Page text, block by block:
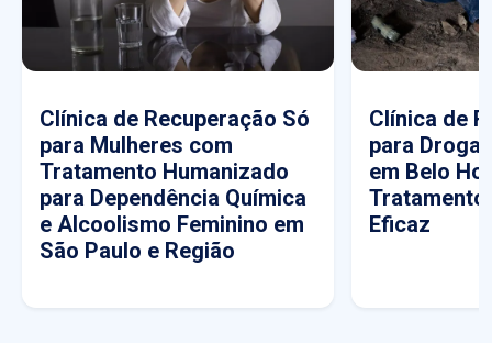
Clínica de Recuperação Só
para Mulheres com
Tratamento Humanizado
para Dependência Química
e Alcoolismo Feminino em
São Paulo e Região
Clínica de
para
em Belo
Tratamento
Eficaz